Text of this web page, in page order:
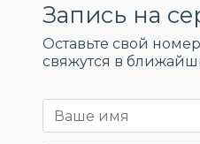
Запись на
Оставьте свой
свяжутся в